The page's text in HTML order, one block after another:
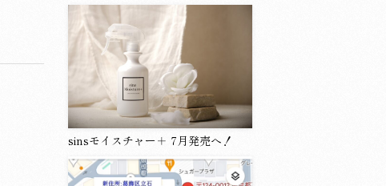
sinsモイスチャー＋ 7月発売へ！